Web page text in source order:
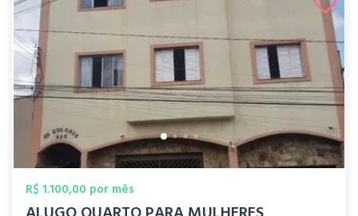
R$ 1.100,00 por mês